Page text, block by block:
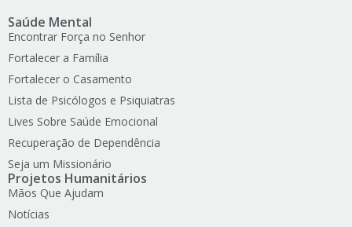
Saúde Mental
Encontrar Força no Senhor
Fortalecer a Família
Fortalecer o Casamento
Lista de Psicólogos e Psiquiatras
Lives Sobre Saúde Emocional
Recuperação de Dependência
Seja um Missionário
Projetos Humanitários
Mãos Que Ajudam
Notícias